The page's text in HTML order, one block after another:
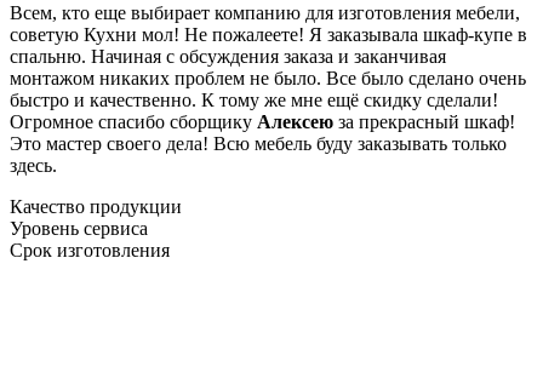
Всем, кто еще выбирает компанию для изготовления мебели,
советую Кухни мол! Не пожалеете! Я заказывала шкаф-купе в
спальню. Начиная с обсуждения заказа и заканчивая
монтажом никаких проблем не было. Все было сделано очень
быстро и качественно. К тому же мне ещё скидку сделали!
Огромное спасибо сборщику Алексею за прекрасный шкаф!
Это мастер своего дела! Всю мебель буду заказывать только
здесь.
Качество продукции
Уровень сервиса
Срок изготовления